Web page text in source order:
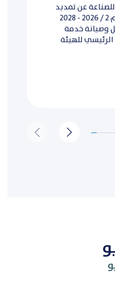
عن تمديد
اقفال الممارسة رقم 2 / 2026 - 2028
وصيانة خدمة
للهيئة